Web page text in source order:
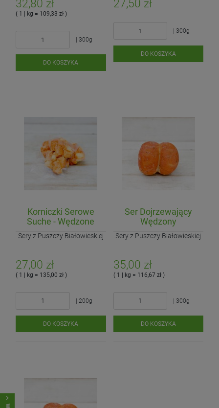
32,80 zł
( 1 | kg = 109,33 zł )
| 300g
DO KOSZYKA
27,50 zł
| 300g
DO KOSZYKA
Korniczki Serowe
Suche - Wędzone
Sery z Puszczy Białowieskiej
27,00 zł
( 1 | kg = 135,00 zł )
| 200g
DO KOSZYKA
Ser Dojrzewający
Wędzony
Sery z Puszczy Białowieskiej
35,00 zł
( 1 | kg = 116,67 zł )
| 300g
DO KOSZYKA